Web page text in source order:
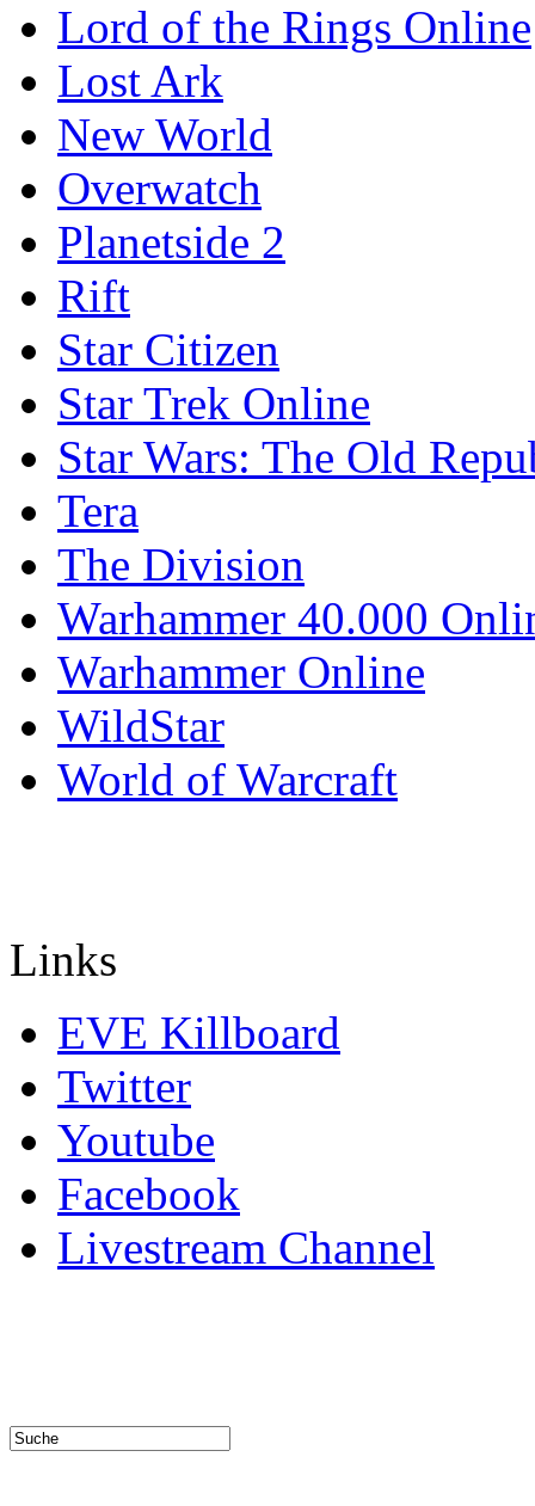
Lord of the Rings Online
Lost Ark
New World
Overwatch
Planetside 2
Rift
Star Citizen
Star Trek Online
Star Wars: The Old
Tera
The Division
Warhammer 40.000
Warhammer Online
WildStar
World of Warcraft
Links
EVE Killboard
Twitter
Youtube
Facebook
Livestream Channel